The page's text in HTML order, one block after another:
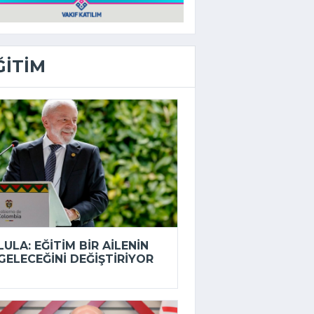
EĞITIM BIR AILENIN
DEĞIŞTIRIYOR